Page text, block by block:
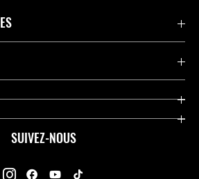
SUIVEZ-NOUS